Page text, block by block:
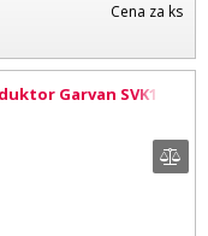
Cena za ks
Garvan SVK15